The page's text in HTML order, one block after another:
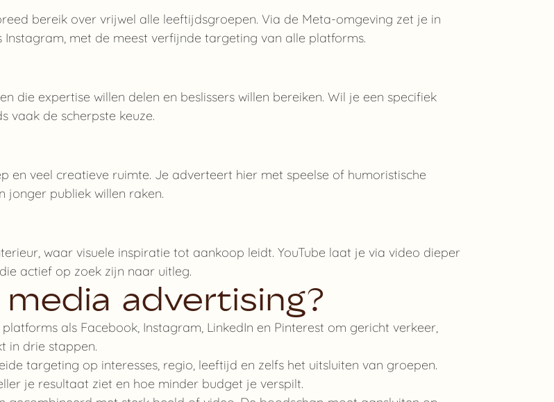
bereik over vrijwel alle leeftijdsgroepen. Via de Meta-omgeving zet je in
met de meest verfijnde targeting van alle platforms.
die expertise willen delen en beslissers willen bereiken. Wil je een specifiek
vaak de scherpste keuze.
en veel creatieve ruimte. Je adverteert hier met speelse of humoristische
jonger publiek willen raken.
waar visuele inspiratie tot aankoop leidt. YouTube laat je via video dieper
actief op zoek zijn naar uitleg.
advertising?
als Facebook, Instagram, LinkedIn en Pinterest om gericht verkeer,
in drie stappen.
targeting op interesses, regio, leeftijd en zelfs het uitsluiten van groepen.
je resultaat ziet en hoe minder budget je verspilt.